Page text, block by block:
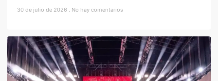
30 de julio de 2026 No hay comentarios